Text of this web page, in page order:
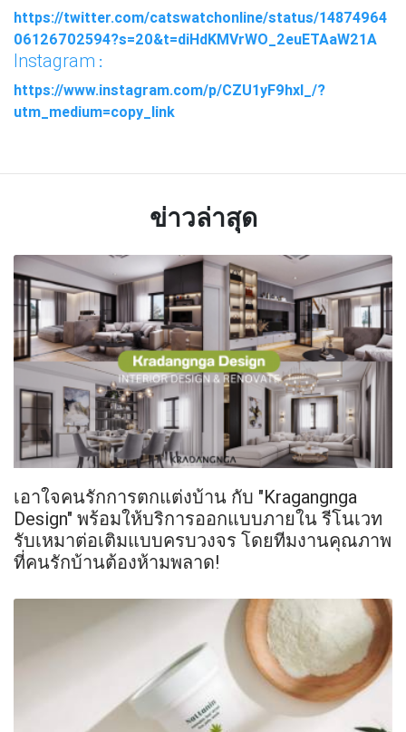
https://twitter.com/catswatchonline/status/14874964
06126702594?s=20&t=diHdKMVrWO_2euETAaW21A
Instagram :
https://www.instagram.com/p/CZU1yF9hxI_/?
utm_medium=copy_link
ข่าวล่าสุด
เอาใจคนรักการตกแต่งบ้าน กับ "Kragangnga
Design" พร้อมให้บริการออกแบบภายใน รีโนเวท
รับเหมาต่อเติมแบบครบวงจร โดยทีมงานคุณภาพ
ที่คนรักบ้านต้องห้ามพลาด!